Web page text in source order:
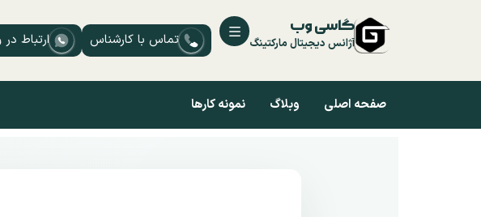
گاسی وب
آژانس دیجیتال مارکتینگ تماس با کارشناس ارتباط
صفحه اصلی وبلاگ نمونه کارها